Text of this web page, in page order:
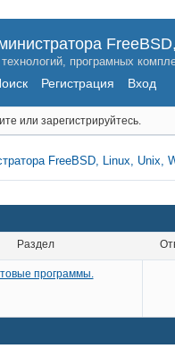
програмных
Регистрация Вход
или зарегистрируйтесь.
FreeBSD, Linux, Unix,
Раздел
программы.